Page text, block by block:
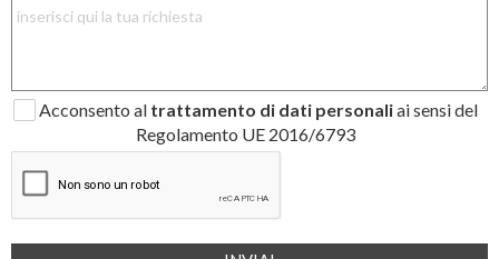
Acconsento al trattamento di dati personaliai sensi del
Regolamento UE 2016/6793